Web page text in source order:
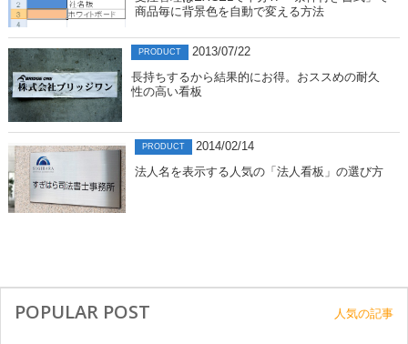
商品毎に背景色を自動で変える方法
PRODUCT
2013/07/22
長持ちするから結果的にお得。おススめの耐久
性の高い看板
PRODUCT
2014/02/14
法人名を表示する人気の「法人看板」の選び方
POPULAR POST 人気の記事